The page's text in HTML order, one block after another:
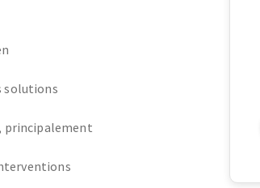
solutions
principalement